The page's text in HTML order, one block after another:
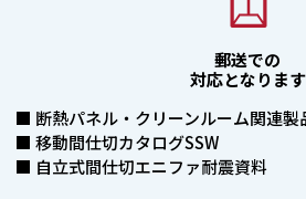
郵送での
対応となります
■ 断熱パネル・クリーンルーム関連製
■ 移動間仕切カタログSSW
■ 自立式間仕切エニファ耐震資料